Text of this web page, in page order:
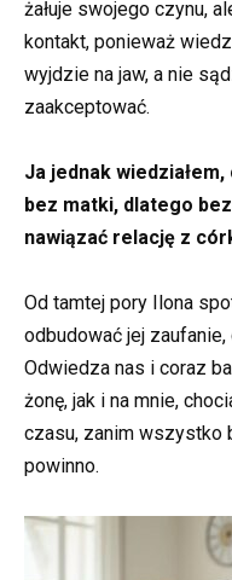
żałuje swojego czynu,
kontakt, ponieważ
wyjdzie na jaw, a nie
zaakceptować.
Ja jednak
bez matki, dlatego
nawiązać relację z
Od tamtej pory Ilona
odbudować jej
Odwiedza nas i coraz
żonę, jak i na mnie,
czasu, zanim wszystko
powinno.